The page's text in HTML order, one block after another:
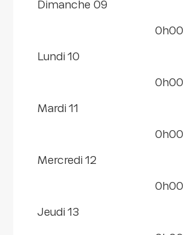
dimanche 09
0h00
lundi 10
0h00
mardi 11
0h00
mercredi 12
0h00
jeudi 13